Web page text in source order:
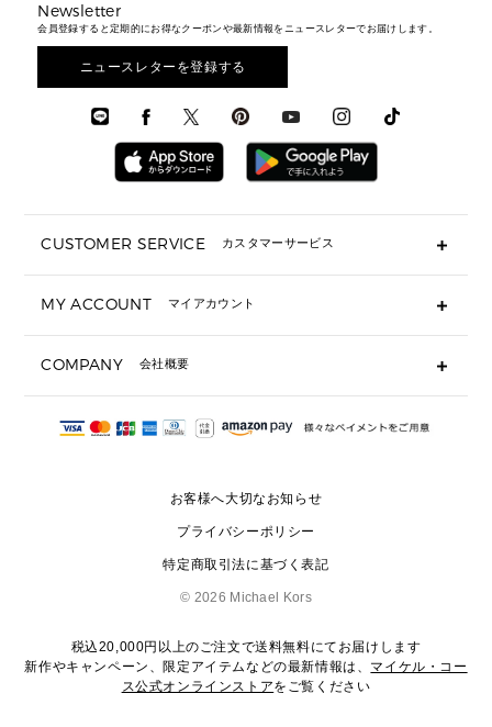
ウェア
アクセサリー
メンズ バッグ
メンズ 財布・小物
メンズ シューズ
メンズ ウェア
メンズ 時計・その他
メンズ財布・小物
メンズアクセサリー
メンズウェア
3 IN 1 / 2 IN 1 バッグ
▶ メンズすべて
▶ メンズすべて
▶ バッグすべて
通勤・通学アイテム
3 IN 1 バッグ
ミニ財布・フラグメントケース
▶ 小物すべて
定期ケース・カードケース・名刺入れ
サンダル
スニーカー
▶ ウェア
財布・小物
時計・ジュエリー
アクセサリー
エディターレビュー
Newsletter
会員登録すると定期的にお得なクーポンや最新情報をニュースレターでお届けします。
ニュースレターを登録する
CUSTOMER SERVICE カスタマーサービス
ギフト用にラッピングができますか？
ショッピングバッグを購入商品分送ってもらえますか？
注文後に完了メールが受信できないのですが？
サイズ交換はできますか？
MY ACCOUNT マイアカウント
COMPANY 会社概要
会社概要
お客様へ大切なお知らせ
プライバシーポリシー
特定商取引法に基づく表記
© 2026 Michael Kors
税込20,000円以上のご注文で送料無料にてお届けします
新作やキャンペーン、限定アイテムなどの最新情報は、 マイケル・コー
ス公式オンラインストアをご覧ください